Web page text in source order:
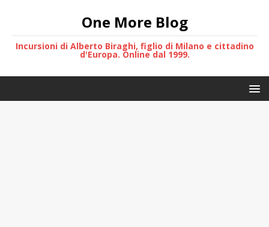
One More Blog
Incursioni di Alberto Biraghi, figlio di Milano e cittadino
d'Europa. Online dal 1999.